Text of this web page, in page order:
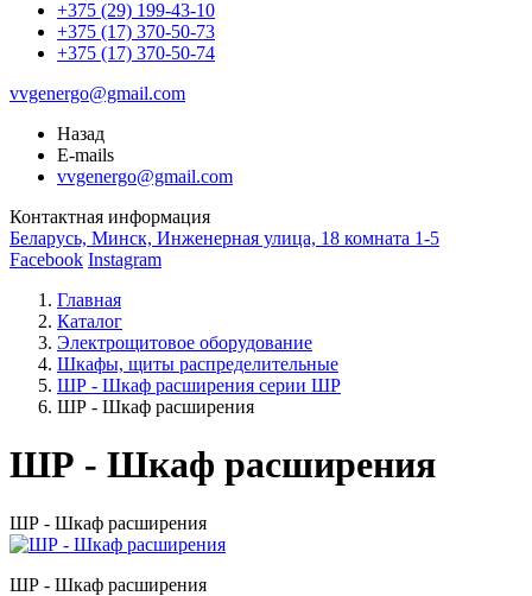
+375 (29) 199-43-10
+375 (17) 370-50-73
+375 (17) 370-50-74
vvgenergo@gmail.com
Назад
E-mails
vvgenergo@gmail.com
Контактная информация
Беларусь, Минск, Инженерная улица, 18 комната 1-5
Facebook Instagram
Главная
Каталог
Электрощитовое оборудование
Шкафы, щиты распределительные
ШР - Шкаф расширения серии ШР
ШР - Шкаф расширения
ШР - Шкаф расширения
ШР - Шкаф расширения
ШР - Шкаф расширения